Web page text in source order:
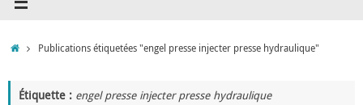
AccueilPublications étiquetées "engel presse injecter presse hydraulique"
Étiquette : engel presse injecter presse hydraulique